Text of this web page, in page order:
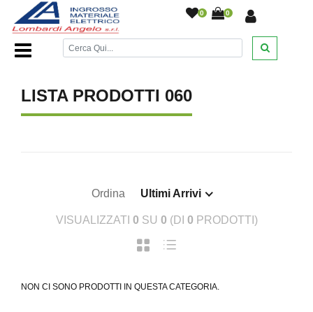
0 0
Home Page/
LISTA PRODOTTI 060
Ordina Ultimi Arrivi
VISUALIZZATI 0 SU 0 (DI 0 PRODOTTI)
NON CI SONO PRODOTTI IN QUESTA CATEGORIA.